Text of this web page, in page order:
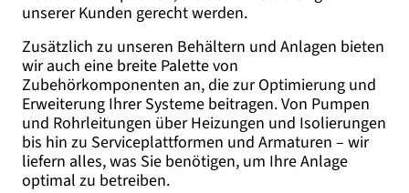
unserer Kunden gerecht werden.
Zusätzlich zu unseren Behältern und Anlagen bieten
wir auch eine breite Palette von
Zubehörkomponenten an, die zur Optimierung und
Erweiterung Ihrer Systeme beitragen. Von Pumpen
und Rohrleitungen über Heizungen und Isolierungen
bis hin zu Serviceplattformen und Armaturen – wir
liefern alles, was Sie benötigen, um Ihre Anlage
optimal zu betreiben.